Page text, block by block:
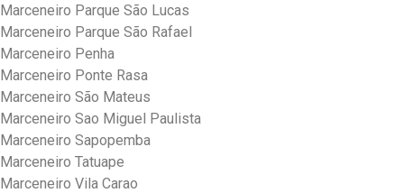
Marceneiro Parque São Lucas
Marceneiro Parque São Rafael
Marceneiro Penha
Marceneiro Ponte Rasa
Marceneiro São Mateus
Marceneiro Sao Miguel Paulista
Marceneiro Sapopemba
Marceneiro Tatuape
Marceneiro Vila Carao